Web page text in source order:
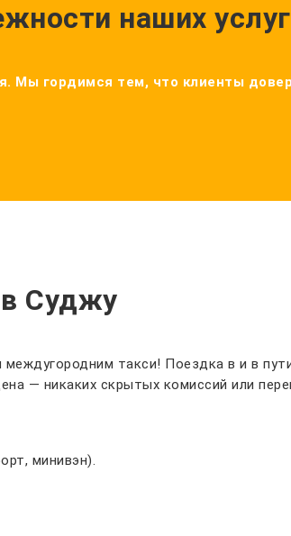
наших
Мы гордимся тем, что клиенты
Суджу
такси! Поездка в и в
— никаких скрытых комиссий или
минивэн).